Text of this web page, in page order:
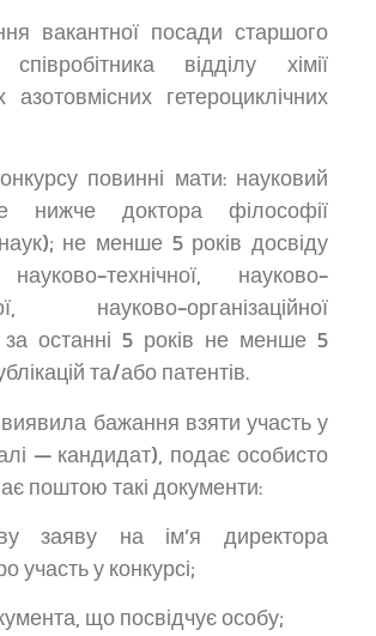
вакантної посади старшого
відділу хімії
азотовмісних гетероциклічних
повинні мати: науковий
нижче доктора філософії
не менше 5 років досвіду
технічної, науково-
науково-організаційної
за останні 5 років не менше 5
та/або патентів.
бажання взяти участь у
— кандидат), подає особисто
поштою такі документи:
заяву на ім’я директора
участь у конкурсі;
що посвідчує особу;